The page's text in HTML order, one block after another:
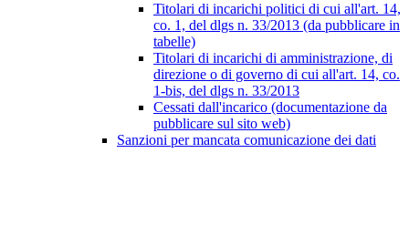
Titolari di incarichi politici di cui all'art. 14,
co. 1, del dlgs n. 33/2013 (da pubblicare in
tabelle)
Titolari di incarichi di amministrazione, di
direzione o di governo di cui all'art. 14, co.
1-bis, del dlgs n. 33/2013
Cessati dall'incarico (documentazione da
pubblicare sul sito web)
Sanzioni per mancata comunicazione dei dati